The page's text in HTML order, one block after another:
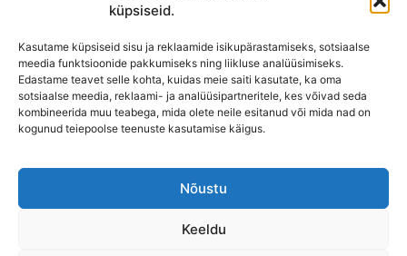
küpsiseid.
Kasutame küpsiseid sisu ja reklaamide isikupärastamiseks, sotsiaalse
meedia funktsioonide pakkumiseks ning liikluse analüüsimiseks.
Edastame teavet selle kohta, kuidas meie saiti kasutate, ka oma
sotsiaalse meedia, reklaami- ja analüüsipartneritele, kes võivad seda
kombineerida muu teabega, mida olete neile esitanud või mida nad on
kogunud teiepoolse teenuste kasutamise käigus.
Nõustu
Keeldu
KONTAKT